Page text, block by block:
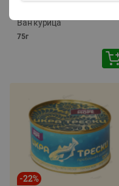
Ван курица
75г
-22%